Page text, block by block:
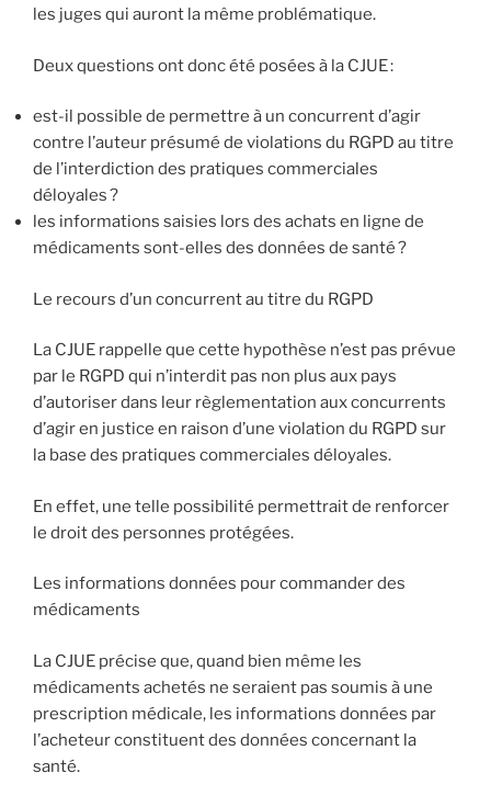
les juges qui auront la même problématique.
Deux questions ont donc été posées à la CJUE :
est-il possible de permettre à un concurrent d’agir
contre l’auteur présumé de violations du RGPD au titre
de l’interdiction des pratiques commerciales
déloyales ?
les informations saisies lors des achats en ligne de
médicaments sont-elles des données de santé ?
Le recours d’un concurrent au titre du RGPD
La CJUE rappelle que cette hypothèse n’est pas prévue
par le RGPD qui n’interdit pas non plus aux pays
d’autoriser dans leur règlementation aux concurrents
d’agir en justice en raison d’une violation du RGPD sur
la base des pratiques commerciales déloyales.
En effet, une telle possibilité permettrait de renforcer
le droit des personnes protégées.
Les informations données pour commander des
médicaments
La CJUE précise que, quand bien même les
médicaments achetés ne seraient pas soumis à une
prescription médicale, les informations données par
l’acheteur constituent des données concernant la
santé.